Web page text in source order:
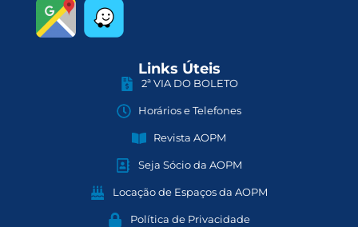
Links Úteis
2ª VIA DO BOLETO
Horários e Telefones
Revista AOPM
Seja Sócio da AOPM
Locação de Espaços da AOPM
Política de Privacidade